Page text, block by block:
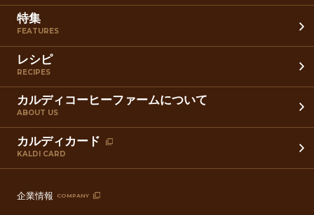
特集
FEATURES
レシピ
RECIPES
カルディコーヒーファームについて
ABOUT US
カルディカード
KALDI CARD
企業情報 COMPANY